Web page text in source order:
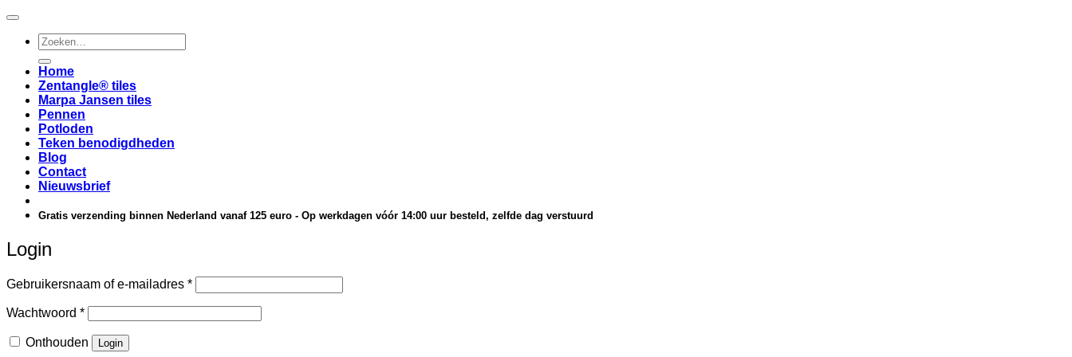
Zoeken
naar:
Home
Zentangle® tiles
Marpa Jansen tiles
Pennen
Potloden
Teken benodigdheden
Blog
Contact
Nieuwsbrief
Gratis verzending binnen Nederland vanaf 125 euro - Op werkdagen vóór 14:00 uur besteld, zelfde dag verstuurd
Login
Gebruikersnaam of e-mailadres *Vereist
Wachtwoord *Vereist
Onthouden Login